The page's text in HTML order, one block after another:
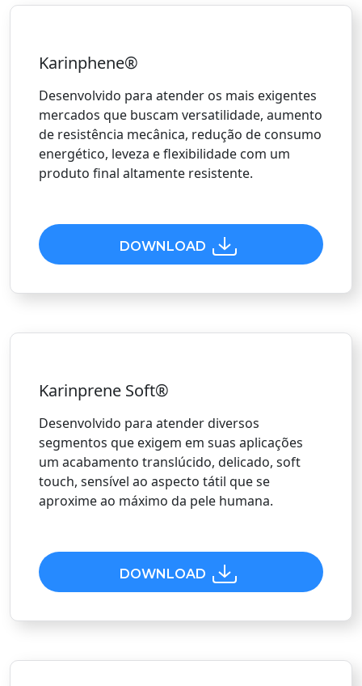
Karinphene®
Desenvolvido para atender os mais exigentes
mercados que buscam versatilidade, aumento
de resistência mecânica, redução de consumo
energético, leveza e flexibilidade com um
produto final altamente resistente.
DOWNLOAD
Karinprene Soft®
Desenvolvido para atender diversos
segmentos que exigem em suas aplicações
um acabamento translúcido, delicado, soft
touch, sensível ao aspecto tátil que se
aproxime ao máximo da pele humana.
DOWNLOAD